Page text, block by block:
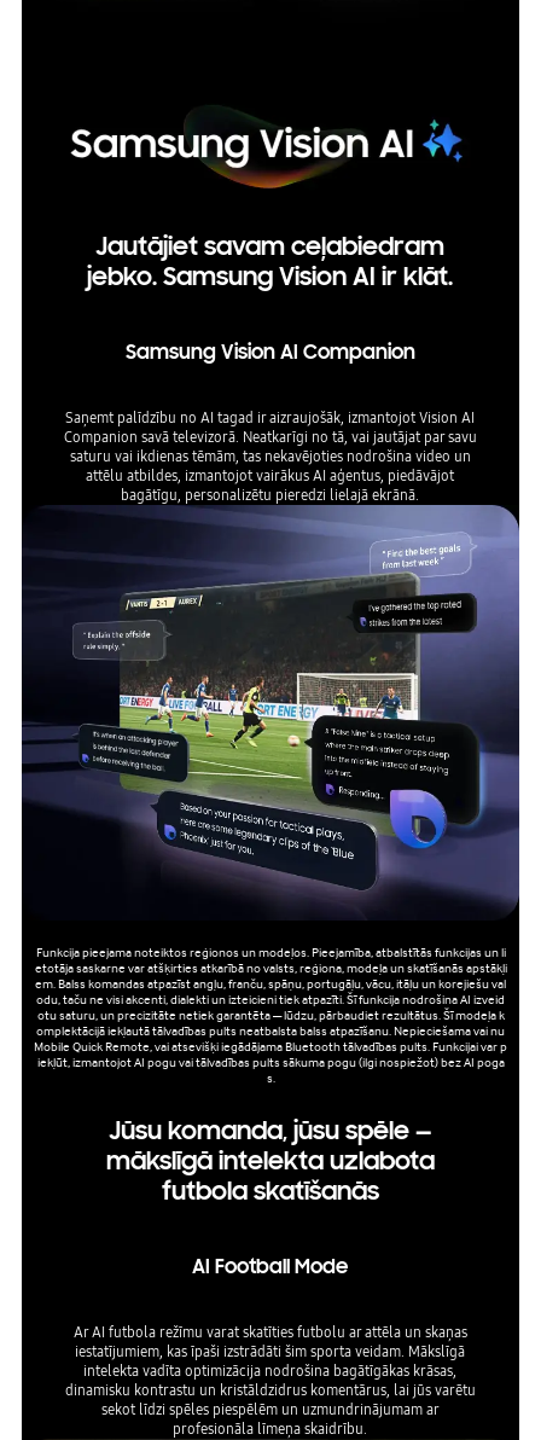
Jautājiet savam ceļabiedram
jebko. Samsung Vision AI ir klāt.
Samsung Vision AI Companion
Saņemt palīdzību no AI tagad ir aizraujošāk, izmantojot Vision AI
Companion savā televizorā. Neatkarīgi no tā, vai jautājat par savu
saturu vai ikdienas tēmām, tas nekavējoties nodrošina video un
attēlu atbildes, izmantojot vairākus AI aģentus, piedāvājot
bagātīgu, personalizētu pieredzi lielajā ekrānā.
Funkcija pieejama noteiktos reģionos un modeļos. Pieejamība, atbalstītās funkcijas un li
etotāja saskarne var atšķirties atkarībā no valsts, reģiona, modeļa un skatīšanās apstākļi
em. Balss komandas atpazīst angļu, franču, spāņu, portugāļu, vācu, itāļu un korejiešu val
odu, taču ne visi akcenti, dialekti un izteicieni tiek atpazīti. Šī funkcija nodrošina AI izveid
otu saturu, un precizitāte netiek garantēta — lūdzu, pārbaudiet rezultātus. Šī modeļa k
omplektācijā iekļautā tālvadības pults neatbalsta balss atpazīšanu. Nepieciešama vai nu
Mobile Quick Remote, vai atsevišķi iegādājama Bluetooth tālvadības pults. Funkcijai var p
iekļūt, izmantojot AI pogu vai tālvadības pults sākuma pogu (ilgi nospiežot) bez AI poga
s.
Jūsu komanda, jūsu spēle —
mākslīgā intelekta uzlabota
futbola skatīšanās
AI Football Mode
Ar AI futbola režīmu varat skatīties futbolu ar attēla un skaņas
iestatījumiem, kas īpaši izstrādāti šim sporta veidam. Mākslīgā
intelekta vadīta optimizācija nodrošina bagātīgākas krāsas,
dinamisku kontrastu un kristāldzidrus komentārus, lai jūs varētu
sekot līdzi spēles piespēlēm un uzmundrinājumam ar
profesionāla līmeņa skaidrību.